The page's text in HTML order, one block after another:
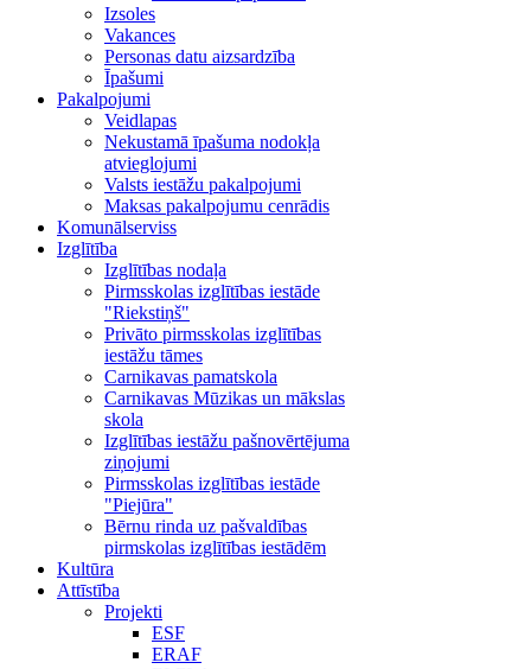
Izsoles
Vakances
Personas datu aizsardzība
Īpašumi
Pakalpojumi
Veidlapas
Nekustamā īpašuma nodokļa
atvieglojumi
Valsts iestāžu pakalpojumi
Maksas pakalpojumu cenrādis
Komunālserviss
Izglītība
Izglītības nodaļa
Pirmsskolas izglītības iestāde
"Riekstiņš"
Privāto pirmsskolas izglītības
iestāžu tāmes
Carnikavas pamatskola
Carnikavas Mūzikas un mākslas
skola
Izglītības iestāžu pašnovērtējuma
ziņojumi
Pirmsskolas izglītības iestāde
"Piejūra"
Bērnu rinda uz pašvaldības
pirmskolas izglītības iestādēm
Kultūra
Attīstība
Projekti
ESF
ERAF